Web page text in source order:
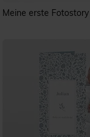
Meine erste Fotostory